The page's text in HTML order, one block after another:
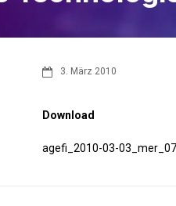
3. März 2010
Download
agefi_2010-03-